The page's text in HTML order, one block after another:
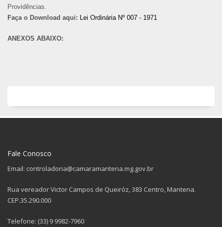
Providências.
Faça o Download aqui: Lei Ordinária Nº 007 - 1971
ANEXOS ABAIXO:
Fale Conosco
Email: controladoria@camaramantena.mg.gov.br
Rua vereador Victor Campos de Queiróz, 383 Centro, Mantena.
CEP.35.290.000
Telefone: (33) 9 9982-7960